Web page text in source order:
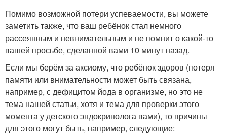
Помимо возможной потери успеваемости, вы можете
заметить также, что ваш ребёнок стал немного
рассеянным и невнимательным и не помнит о какой-то
вашей просьбе, сделанной вами 10 минут назад.
Если мы берём за аксиому, что ребёнок здоров (потеря
памяти или внимательности может быть связана,
например, с дефицитом йода в организме, но это не
тема нашей статьи, хотя и тема для проверки этого
момента у детского эндокринолога вами), то причины
для этого могут быть, например, следующие: